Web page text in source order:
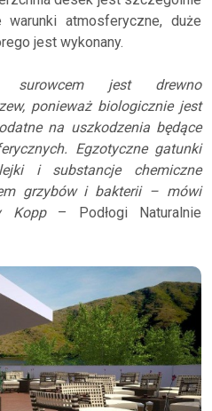
warunki atmosferyczne, duże
jest wykonany.
surowcem jest drewno
ponieważ biologicznie jest
na uszkodzenia będące
Egzotyczne gatunki
i substancje chemiczne
grzybów i bakterii – mówi
Kopp – Podłogi Naturalnie